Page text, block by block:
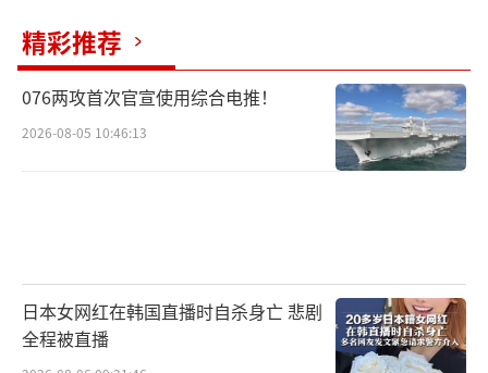
精彩推荐
076两攻首次官宣使用综合电推！
2026-08-05 10:46:13
日本女网红在韩国直播时自杀身亡 悲剧
全程被直播